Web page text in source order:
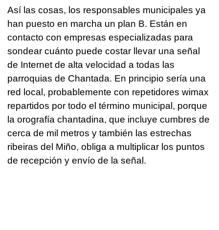
Así las cosas, los responsables municipales ya
han puesto en marcha un plan B. Están en
contacto con empresas especializadas para
sondear cuánto puede costar llevar una señal
de Internet de alta velocidad a todas las
parroquias de Chantada. En principio sería una
red local, probablemente con repetidores wimax
repartidos por todo el término municipal, porque
la orografía chantadina, que incluye cumbres de
cerca de mil metros y también las estrechas
ribeiras del Miño, obliga a multiplicar los puntos
de recepción y envío de la señal.